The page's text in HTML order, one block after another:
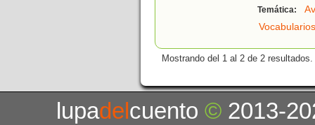
Temática:
Vocabularios
Mostrando del 1 al 2 de 2 resultados.
lupadelcuento© 2013-